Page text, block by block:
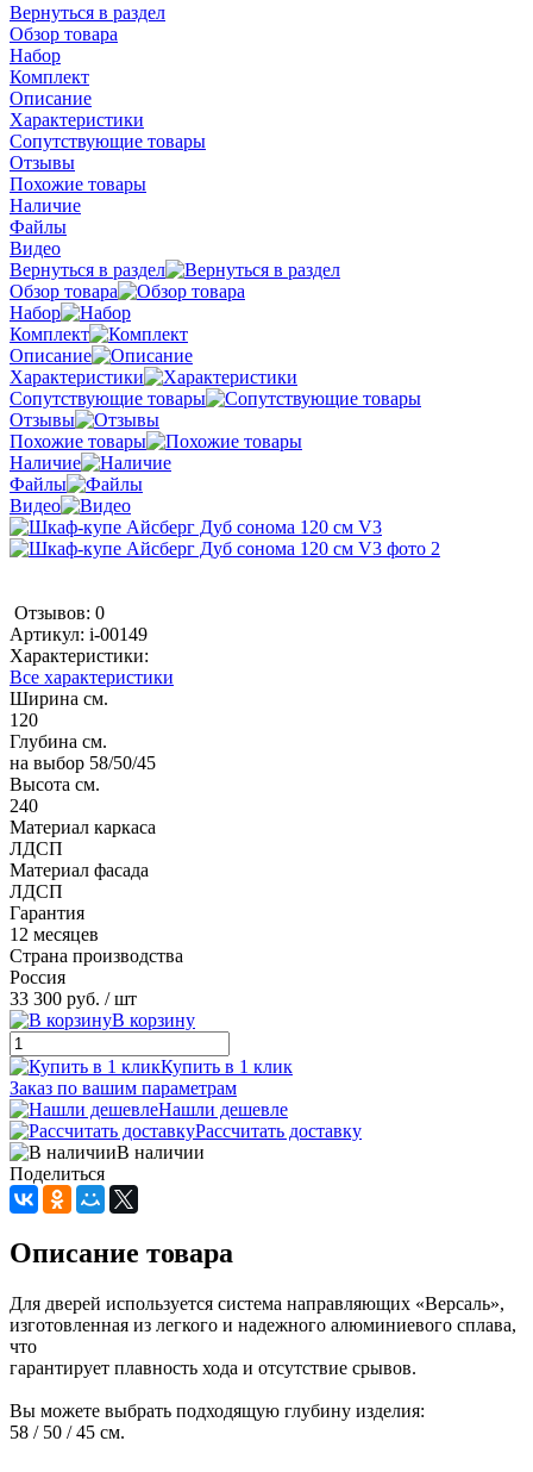
Вернуться в раздел
Обзор товара
Набор
Комплект
Описание
Характеристики
Сопутствующие товары
Отзывы
Похожие товары
Наличие
Файлы
Видео
Вернуться в раздел
Обзор товара
Набор
Комплект
Описание
Характеристики
Сопутствующие товары
Отзывы
Похожие товары
Наличие
Файлы
Видео
Отзывов: 0
Артикул: i-00149
Характеристики:
Все характеристики
Ширина см.
120
Глубина см.
на выбор 58/50/45
Высота см.
240
Материал каркаса
ЛДСП
Материал фасада
ЛДСП
Гарантия
12 месяцев
Страна производства
Россия
33 300 руб. / шт
В корзину
Купить в 1 клик
Заказ по вашим параметрам
Нашли дешевле
Рассчитать доставку
В наличии
Поделиться
Описание товара
Для дверей используется система направляющих «Версаль»,
изготовленная из легкого и надежного алюминиевого сплава,
что
гарантирует плавность хода и отсутствие срывов.
Вы можете выбрать подходящую глубину изделия:
58 / 50 / 45 см.